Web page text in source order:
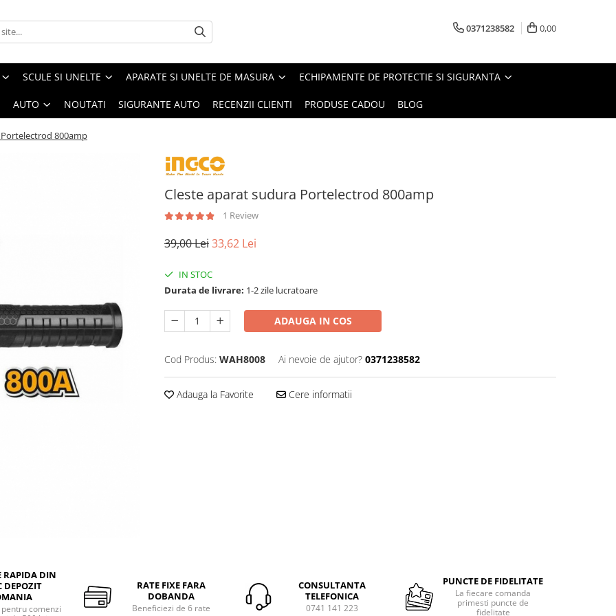
0371238582 0,00
SCULE SI UNELTE APARATE SI UNELTE DE MASURA ECHIPAMENTE DE PROTECTIE SI SIGURANTA
AUTO NOUTATI SIGURANTE AUTO RECENZII CLIENTI PRODUSE CADOU BLOG
800amp
Cleste aparat sudura Portelectrod 800amp
1 Review
39,00 Lei33,62 Lei
IN STOC
Durata de livrare: 1-2 zile lucratoare
ADAUGA IN COS
Cod Produs: WAH8008 Ai nevoie de ajutor? 0371238582
Adauga la Favorite Cere informatii
RAPIDA DIN
DEPOZIT
comenzi
RATE FIXE FARA
DOBANDA
Beneficiezi de 6 rate
CONSULTANTA
TELEFONICA
0741 141 223
PUNCTE DE FIDELITATE
La fiecare comanda
primesti puncte de
fidelitate